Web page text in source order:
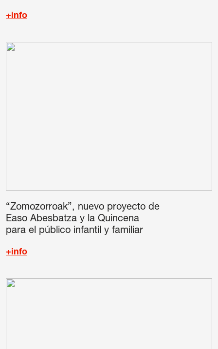
+info
“Zomozorroak”, nuevo proyecto de
Easo Abesbatza y la Quincena
para el público infantil y familiar
+info